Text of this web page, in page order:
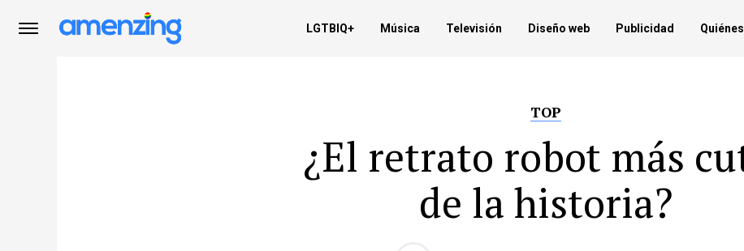
LGTBIQ+ Música Televisión Diseño web Publicidad
TOP
¿El retrato robot más
de la historia?